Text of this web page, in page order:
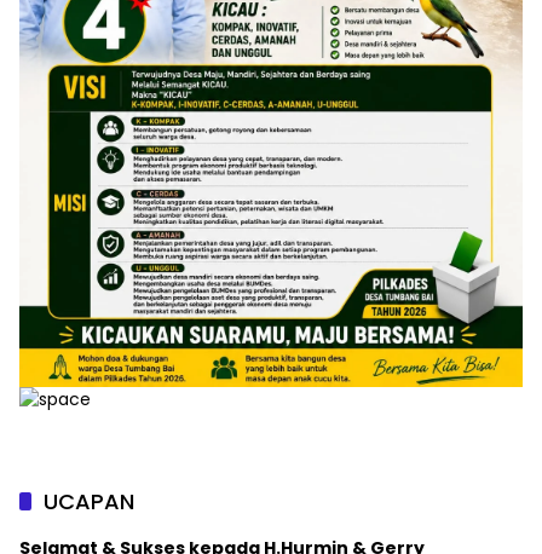
UCAPAN
Selamat & Sukses kepada H.Hurmin & Gerry